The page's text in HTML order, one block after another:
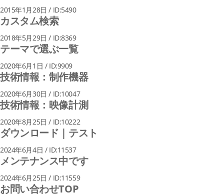
2015年1月28日 / ID:5490
カスタム検索
2018年5月29日 / ID:8369
テーマで選ぶ一覧
2020年6月1日 / ID:9909
技術情報：制作機器
2020年6月30日 / ID:10047
技術情報：映像計測
2020年8月25日 / ID:10222
ダウンロード｜テスト
2024年6月4日 / ID:11537
メンテナンス中です
2024年6月25日 / ID:11559
お問い合わせTOP